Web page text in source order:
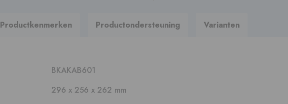
Productkenmerken Productondersteuning Varianten
BKAKAB601
296 x 256 x 262 mm